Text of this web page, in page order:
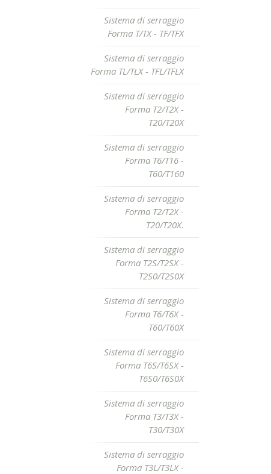
Sistema di serraggio
Forma T/TX - TF/TFX
Sistema di serraggio
Forma TL/TLX - TFL/TFLX
Sistema di serraggio
Forma T2/T2X -
T20/T20X
Sistema di serraggio
Forma T6/T16 -
T60/T160
Sistema di serraggio
Forma T2/T2X -
T20/T20X.
Sistema di serraggio
Forma T2S/T2SX -
T2S0/T2S0X
Sistema di serraggio
Forma T6/T6X -
T60/T60X
Sistema di serraggio
Forma T6S/T6SX -
T6S0/T6S0X
Sistema di serraggio
Forma T3/T3X -
T30/T30X
Sistema di serraggio
Forma T3L/T3LX -